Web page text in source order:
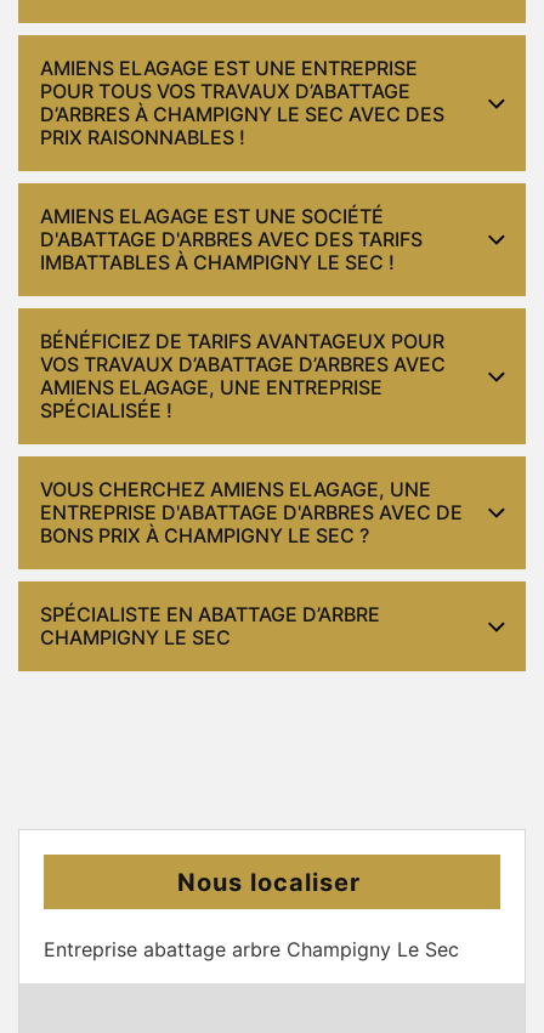
AMIENS ELAGAGE EST UNE ENTREPRISE
POUR TOUS VOS TRAVAUX D’ABATTAGE
D’ARBRES À CHAMPIGNY LE SEC AVEC DES
PRIX RAISONNABLES !
AMIENS ELAGAGE EST UNE SOCIÉTÉ
D'ABATTAGE D'ARBRES AVEC DES TARIFS
IMBATTABLES À CHAMPIGNY LE SEC !
BÉNÉFICIEZ DE TARIFS AVANTAGEUX POUR
VOS TRAVAUX D’ABATTAGE D’ARBRES AVEC
AMIENS ELAGAGE, UNE ENTREPRISE
SPÉCIALISÉE !
VOUS CHERCHEZ AMIENS ELAGAGE, UNE
ENTREPRISE D'ABATTAGE D'ARBRES AVEC DE
BONS PRIX À CHAMPIGNY LE SEC ?
SPÉCIALISTE EN ABATTAGE D’ARBRE
CHAMPIGNY LE SEC
Nous localiser
Entreprise abattage arbre Champigny Le Sec